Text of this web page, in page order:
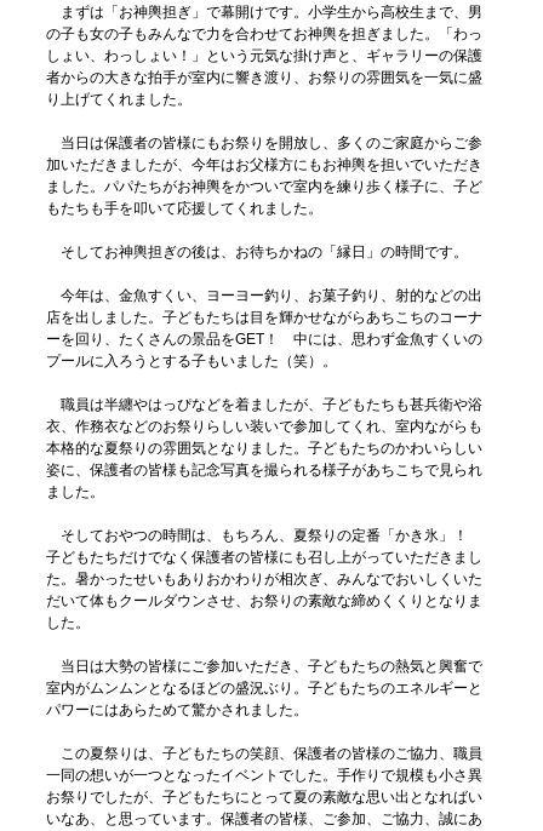
まずは「お神輿担ぎ」で幕開けです。小学生から高校生まで、男
の子も女の子もみんなで力を合わせてお神輿を担ぎました。「わっ
しょい、わっしょい！」という元気な掛け声と、ギャラリーの保護
者からの大きな拍手が室内に響き渡り、お祭りの雰囲気を一気に盛
り上げてくれました。
当日は保護者の皆様にもお祭りを開放し、多くのご家庭からご参
加いただきましたが、今年はお父様方にもお神輿を担いでいただき
ました。パパたちがお神輿をかついで室内を練り歩く様子に、子ど
もたちも手を叩いて応援してくれました。
そしてお神輿担ぎの後は、お待ちかねの「縁日」の時間です。
今年は、金魚すくい、ヨーヨー釣り、お菓子釣り、射的などの出
店を出しました。子どもたちは目を輝かせながらあちこちのコーナ
ーを回り、たくさんの景品をGET！ 中には、思わず金魚すくいの
プールに入ろうとする子もいました（笑）。
職員は半纏やはっぴなどを着ましたが、子どもたちも甚兵衛や浴
衣、作務衣などのお祭りらしい装いで参加してくれ、室内ながらも
本格的な夏祭りの雰囲気となりました。子どもたちのかわいらしい
姿に、保護者の皆様も記念写真を撮られる様子があちこちで見られ
ました。
そしておやつの時間は、もちろん、夏祭りの定番「かき氷」！
子どもたちだけでなく保護者の皆様にも召し上がっていただきまし
た。暑かったせいもありおかわりが相次ぎ、みんなでおいしくいた
だいて体もクールダウンさせ、お祭りの素敵な締めくくりとなりま
した。
当日は大勢の皆様にご参加いただき、子どもたちの熱気と興奮で
室内がムンムンとなるほどの盛況ぶり。子どもたちのエネルギーと
パワーにはあらためて驚かされました。
この夏祭りは、子どもたちの笑顔、保護者の皆様のご協力、職員
一同の想いが一つとなったイベントでした。手作りで規模も小さ異
お祭りでしたが、子どもたちにとって夏の素敵な思い出となればい
いなあ、と思っています。保護者の皆様、ご参加、ご協力、誠にあ